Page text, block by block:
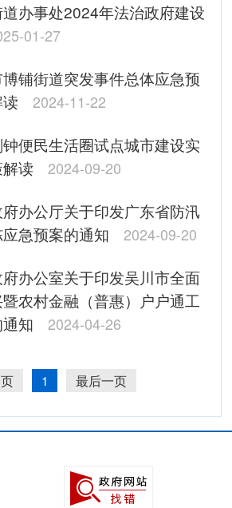
办事处2024年法治政府建设
01-27
铺街道突发事件总体应急预
2024-11-22
钟便民生活圈试点城市建设实
读
2024-09-20
办公厅关于印发广东省防汛
急预案的通知
2024-09-20
办公室关于印发吴川市全面
农村金融（普惠）户户通工
知
2024-04-26
1 最后一页